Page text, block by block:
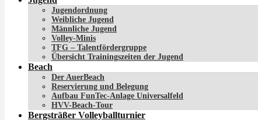
Jugendordnung
Weibliche Jugend
Männliche Jugend
Volley-Minis
TFG – Talentfördergruppe
Übersicht Trainingszeiten der Jugend
Beach
Der AuerBeach
Reservierung und Belegung
Aufbau FunTec-Anlage Universalfeld
HVV-Beach-Tour
Bergsträßer Volleyballturnier